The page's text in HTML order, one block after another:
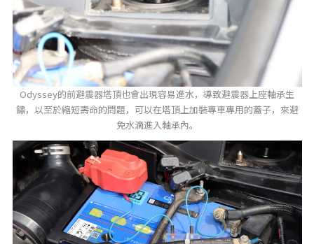
Odyssey的前避震器塔頂也會出現容易進水，導致避震器上座軸承生
鏽，以至於縮短壽命的問題，可以在塔頂上加裝專車專用的蓋子，來避
免水滴進入軸承內。